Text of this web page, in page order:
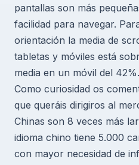
pantallas son más
facilidad para navegar.
orientación la media de
tabletas y móviles está
media en un móvil del 42%.
Como curiosidad os
que queráis dirigiros al
Chinas son 8 veces más
idioma chino tiene 5.000
con mayor necesidad de